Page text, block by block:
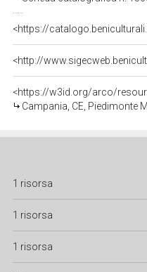
<https://
<http://
<https://w3id.org/arco/
Campania, CE, Piedimonte
1 risorsa
1 risorsa
1 risorsa